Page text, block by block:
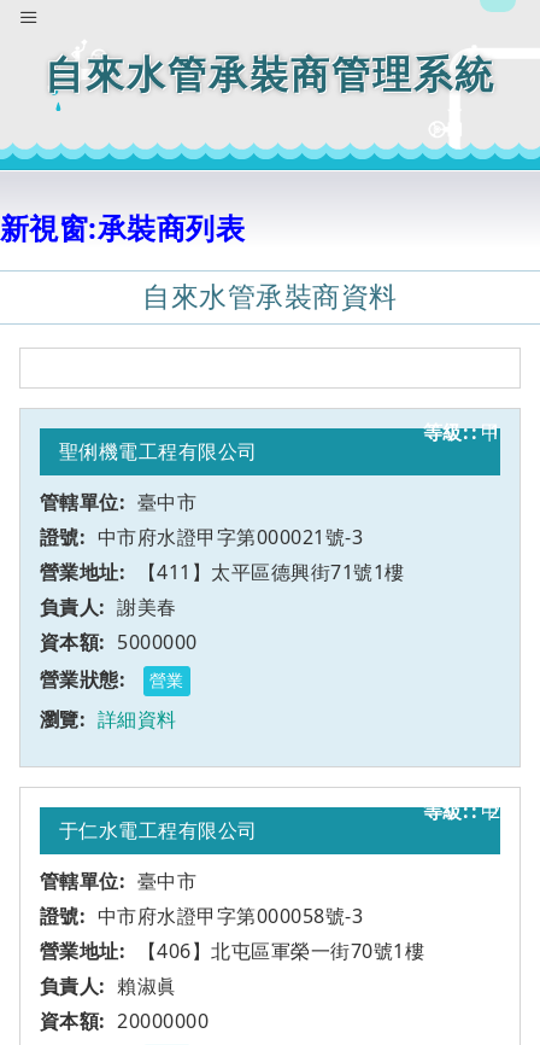
自來水管承裝商管理系統
新視窗:承裝商列表
自來水管承裝商資料
1
聖俐機電工程有限公司
臺中市
中市府水證甲字第000021號-3
【411】太平區德興街71號1樓
甲
謝美春
5000000
營業
詳細資料
2
于仁水電工程有限公司
臺中市
中市府水證甲字第000058號-3
【406】北屯區軍榮一街70號1樓
甲
賴淑眞
20000000